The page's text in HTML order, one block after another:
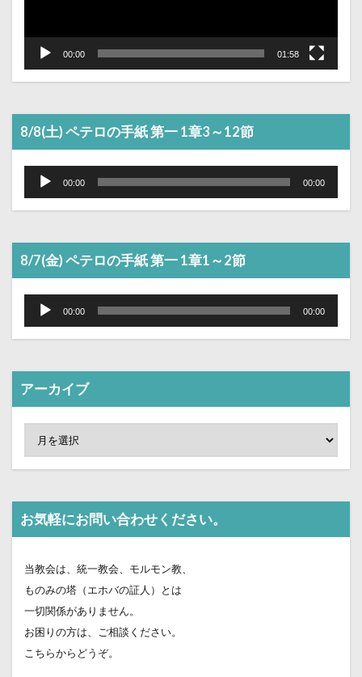
00:00 01:58
8/8(土) ペテロの手紙 第一 1章3～12節
音
レ
ー
00:00 00:00
8/7(金) ペテロの手紙 第一 1章1～2節
音
レ
ー
00:00 00:00
アーカイブ
お気軽にお問い合わせください。
当教会は、統一教会、モルモン教、
ものみの塔（エホバの証人）とは
一切関係がありません。
お困りの方は、ご相談ください。
こちらからどうぞ。